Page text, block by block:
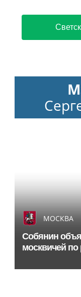
МОСКВА
Собянин
москвичей по